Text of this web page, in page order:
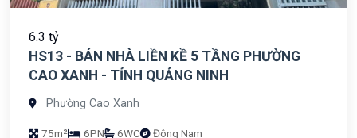
6.3 tỷ
HS13 - BÁN NHÀ LIỀN KỀ 5 TẦNG PHƯỜNG
CAO XANH - TỈNH QUẢNG NINH
Phường Cao Xanh
75m² 6PN 6WC Đông Nam